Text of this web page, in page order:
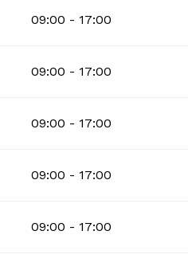
09:00 - 17:00
09:00 - 17:00
09:00 - 17:00
09:00 - 17:00
09:00 - 17:00